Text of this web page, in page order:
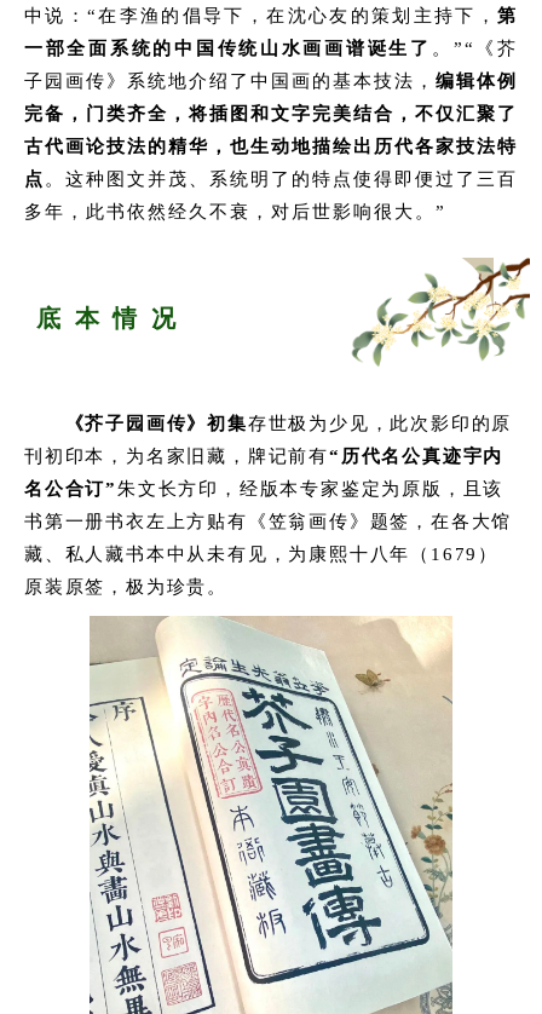
中说：“在李渔的倡导下，在沈心友的策划主持下， 第
一部全面系统的中国传统山水画画谱诞生了 。 ”“《芥
子园画传》系统地介绍了中国画的基本技法， 编辑体例
完备，门类齐全，将插图和文字完美结合， 不仅汇聚了
古代画论技法的精华，也生动地描绘出历代各家技法特
点 。 这种图文并茂、系统明了的特点使得即便过了三百
多年，此书依然经久不衰，对后世影响很大。”
底 本 情 况
《芥子园画传》初集存世极为少见，此次影印的原
刊初印本，为名家旧藏，牌记前有“历代名公真迹宇内
名公合订”朱文长方印，经版本专家鉴定为原版，且该
书第一册书衣左上方贴有《笠翁画传》题签，在各大馆
藏、私人藏书本中从未有见，为康熙十八年（1679）
原装原签，极为珍贵。